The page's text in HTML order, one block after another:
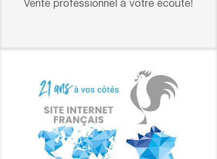
Vente professionnel à votre écoute!